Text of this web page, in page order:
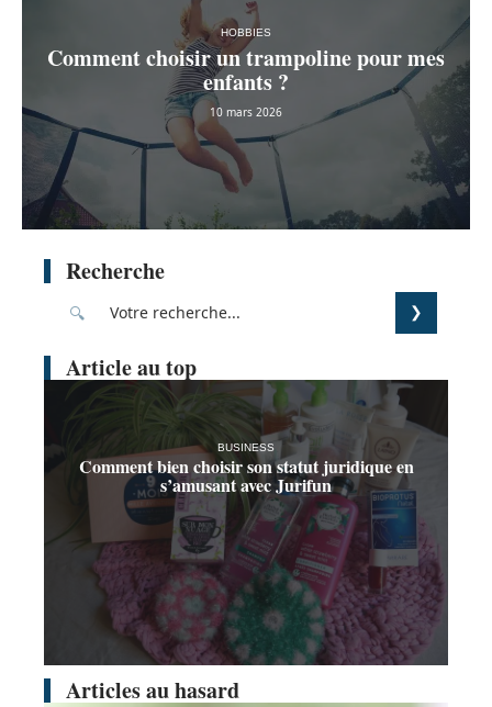
HOBBIES
Comment choisir un trampoline pour mes
enfants ?
10 mars 2026
Recherche
Article au top
BUSINESS
Comment bien choisir son statut juridique en
s’amusant avec Jurifun
Articles au hasard